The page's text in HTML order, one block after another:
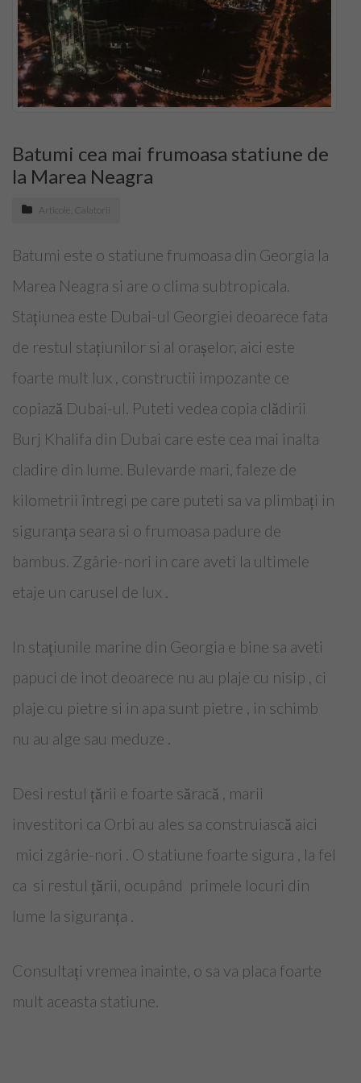
Top Saloane Infrumusetare Ilfov
Top Saloane de Manichiura
Top Saloane Remodelare Corporala
CONTACT
Dermopigmentare
Extensii Gene
Frizerii-Baarbering & Grooming
Top Clinici Chirurgie Estetica
Top Saloane Infrumusetare Sector 2
Top Saloane Infrumusetare Sector 3
Top Saloane Infrumusetare Sector 5
Top Saloane Infrumusetare Sector 6
Cont
Login
Coafuri
Frizuri
Manichiura
Frumusete
Batumi cea mai frumoasa statiune de
la Marea Neagra
Articole Calatorii
Batumi este o statiune frumoasa din Georgia la
Marea Neagra si are o clima subtropicala.
Stațiunea este Dubai-ul Georgiei deoarece fata
de restul stațiunilor si al orașelor, aici este
foarte mult lux , constructii impozante ce
copiază Dubai-ul. Puteti vedea copia clădirii
Burj Khalifa din Dubai care este cea mai inalta
cladire din lume. Bulevarde mari, faleze de
kilometrii întregi pe care puteti sa va plimbați in
siguranța seara si o frumoasa padure de
bambus. Zgârie-nori in care aveti la ultimele
etaje un carusel de lux .
In stațiunile marine din Georgia e bine sa aveti
papuci de inot deoarece nu au plaje cu nisip , ci
plaje cu pietre si in apa sunt pietre , in schimb
nu au alge sau meduze .
Desi restul țării e foarte săracă , marii
investitori ca Orbi au ales sa construiască aici
mici zgârie-nori . O statiune foarte sigura , la fel
ca si restul țării, ocupând primele locuri din
lume la siguranța .
Consultați vremea inainte, o sa va placa foarte
mult aceasta statiune.